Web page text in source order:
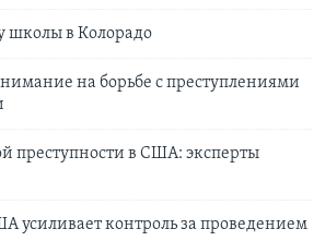
школы в Колорадо
на борьбе с преступлениями
преступности в США: эксперты
усиливает контроль за проведением